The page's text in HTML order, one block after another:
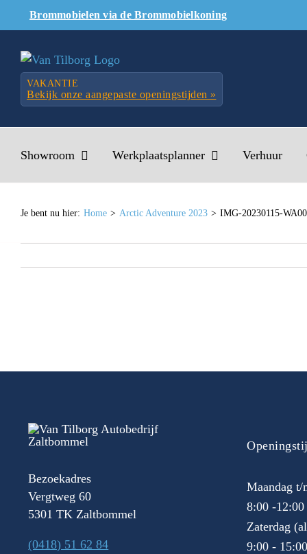
Brommobielen via de Brommobielkoning
VAKANTIE
Bekijk onze aangepaste openingstijden »
Showroom Werkplaatsplanner Verhuur
Je bent nu hier: Home Arctic Adventure 2023 IMG-20230115-
Bezoekadres
Vergtweg 60
5301 TK Zaltbommel
(0418) 51 62 84
Maandag
8:00 -
Zaterdag
9:00 -